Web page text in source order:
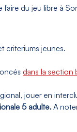
faire du jeu libre à
criteriums jeunes.
dans la section
jouer en
5 adulte. A